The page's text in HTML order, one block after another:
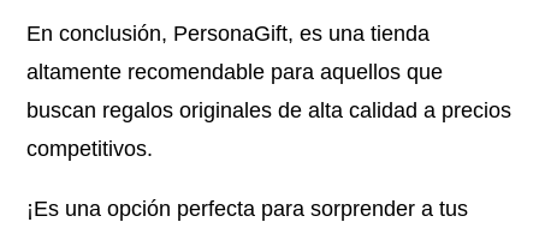
En conclusión, PersonaGift, es una tienda
altamente recomendable para aquellos que
buscan regalos originales de alta calidad a precios
competitivos.
¡Es una opción perfecta para sorprender a tus